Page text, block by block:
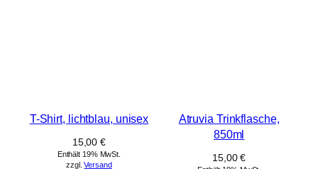
T-Shirt, lichtblau, unisex
15,00€
Enthält 19% MwSt.
zzgl.Versand
Atruvia Trinkflasche,
850ml
15,00€